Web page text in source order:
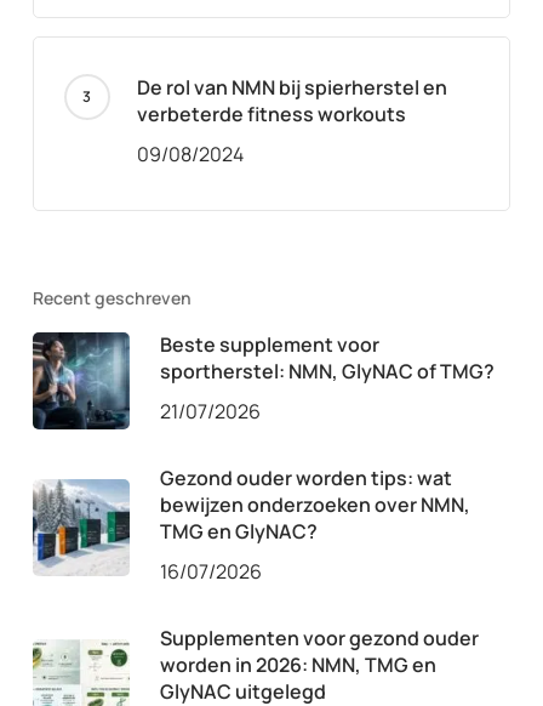
De rol van NMN bij spierherstel en
verbeterde fitness workouts
09/08/2024
Recent geschreven
Beste supplement voor
sportherstel: NMN, GlyNAC of TMG?
21/07/2026
Gezond ouder worden tips: wat
bewijzen onderzoeken over NMN,
TMG en GlyNAC?
16/07/2026
Supplementen voor gezond ouder
worden in 2026: NMN, TMG en
GlyNAC uitgelegd